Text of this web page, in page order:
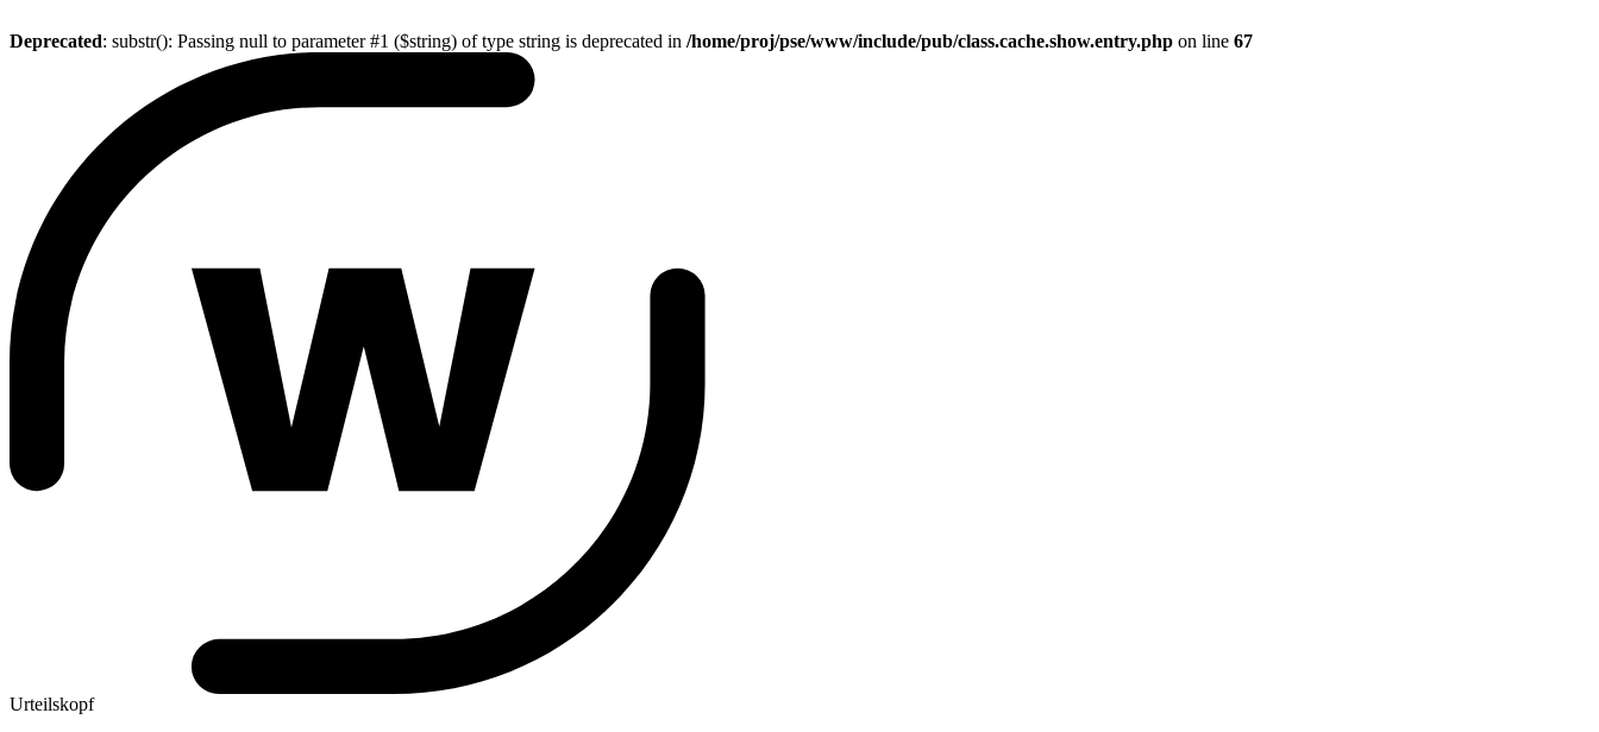
Deprecated: substr(): Passing null to parameter #1 ($string) of type string is deprecated in /home/proj/pse/www/include/pub/class.cache.show.entry.php on line 67
Urteilskopf